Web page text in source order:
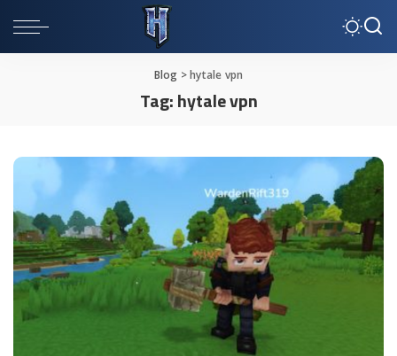
Blog >hytale vpn
Tag:hytale vpn